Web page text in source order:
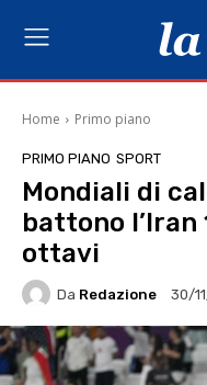
Home Primo piano
PRIMO PIANO SPORT
Mondiali di
battono l’Iran
ottavi
Da Redazione 30/